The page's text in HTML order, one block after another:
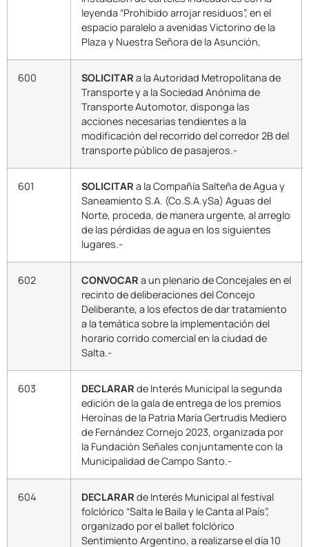
leyenda “Prohibido arrojar residuos”, en el
espacio paralelo a avenidas Victorino de la
Plaza y Nuestra Señora de la Asunción,
600 SOLICITAR a la Autoridad Metropolitana de
Transporte y a la Sociedad Anónima de
Transporte Automotor, disponga las
acciones necesarias tendientes a la
modificación del recorrido del corredor 2B del
transporte público de pasajeros.-
601 SOLICITAR a la Compañía Salteña de Agua y
Saneamiento S.A. (Co.S.A.ySa) Aguas del
Norte, proceda, de manera urgente, al arreglo
de las pérdidas de agua en los siguientes
lugares.-
602 CONVOCAR a un plenario de Concejales en el
recinto de deliberaciones del Concejo
Deliberante, a los efectos de dar tratamiento
a la temática sobre la implementación del
horario corrido comercial en la ciudad de
Salta.-
603 DECLARAR de Interés Municipal la segunda
edición de la gala de entrega de los premios
Heroínas de la Patria María Gertrudis Mediero
de Fernández Cornejo 2023, organizada por
la Fundación Señales conjuntamente con la
Municipalidad de Campo Santo.-
604 DECLARAR de Interés Municipal al festival
folclórico “Salta le Baila y le Canta al País”,
organizado por el ballet folclórico
Sentimiento Argentino, a realizarse el día 10